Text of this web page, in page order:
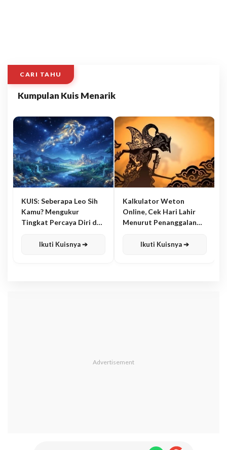
CARI TAHU
Kumpulan Kuis Menarik
KUIS: Seberapa Leo Sih
Kamu? Mengukur
Tingkat Percaya Diri dan
Ikuti Kuisnya ➔
Kalkulator Weton
Online, Cek Hari Lahir
Menurut Penanggalan
Ikuti Kuisnya ➔